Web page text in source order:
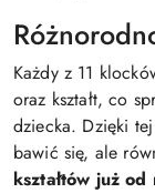
Każdy z 11
oraz kształt, co
dziecka. Dzięki
bawić się, ale
kształtów już od